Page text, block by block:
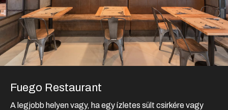
Fuego Restaurant
A legjobb helyen vagy, ha egy ízletes sült csirkére vagy